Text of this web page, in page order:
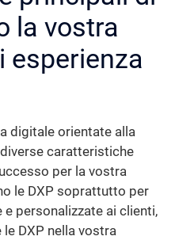
la vostra
esperienza
digitale orientate alla
caratteristiche
per la vostra
le DXP soprattutto per
personalizzate ai clienti,
DXP nella vostra